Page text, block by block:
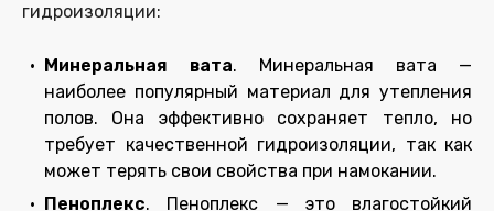
гидроизоляции:
Минеральная вата. Минеральная вата —
наиболее популярный материал для утепления
полов. Она эффективно сохраняет тепло, но
требует качественной гидроизоляции, так как
может терять свои свойства при намокании.
Пеноплекс. Пеноплекс — это влагостойкий